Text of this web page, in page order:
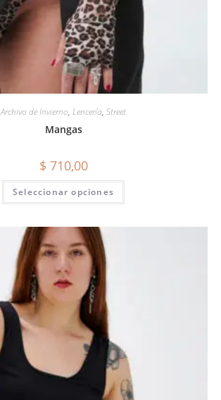
Archivo de Invierno, Lencería, Street
Mangas
$ 710,00
Seleccionar opciones